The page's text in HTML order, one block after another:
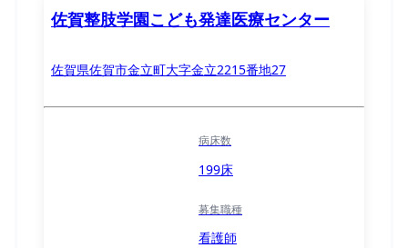
佐賀整肢学園こども発達医療センター
佐賀県佐賀市金立町大字金立2215番地27
病床数
199床
募集職種
看護師